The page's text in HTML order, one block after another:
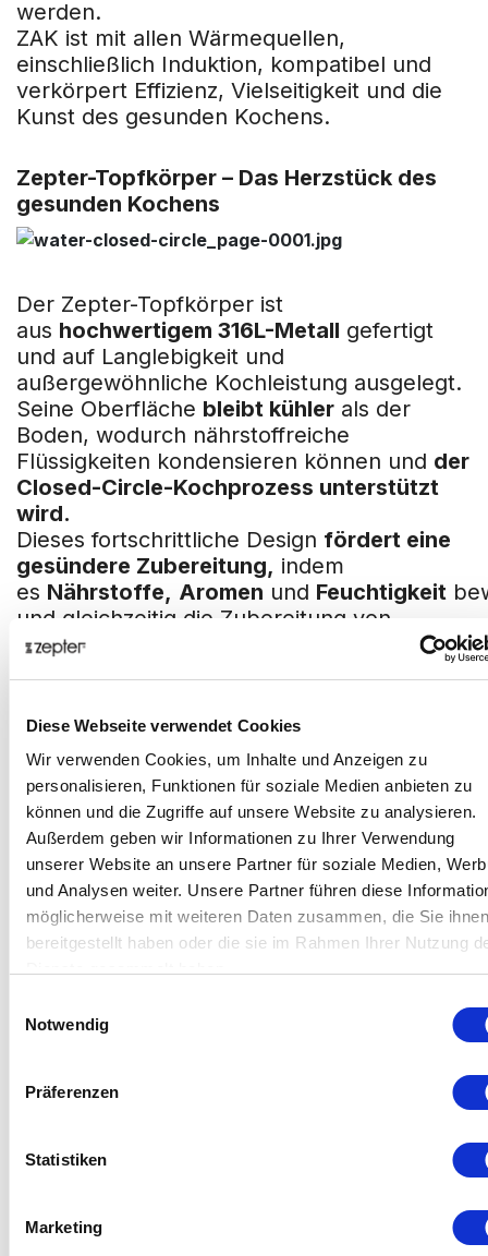
Diese Webseite verwendet Cookies
Wir verwenden Cookies, um Inhalte und Anzeigen zu
personalisieren, Funktionen für soziale Medien anbieten zu
können und die Zugriffe auf unsere Website zu analysieren.
Außerdem geben wir Informationen zu Ihrer Verwendung
unserer Website an unsere Partner für soziale Medien,
und Analysen weiter. Unsere Partner führen diese
möglicherweise mit weiteren Daten zusammen, die Sie ihnen
bereitgestellt haben oder die sie im Rahmen Ihrer Nutzung
Notwendig
Präferenzen
Statistiken
Marketing
werden.
ZAK ist mit allen Wärmequellen,
einschließlich Induktion, kompatibel und
verkörpert Effizienz, Vielseitigkeit und die
Kunst des gesunden Kochens.
Zepter-Topfkörper – Das Herzstück des
gesunden Kochens
Der Zepter-Topfkörper ist
aus hochwertigem 316L-Metall gefertigt
und auf Langlebigkeit und
außergewöhnliche Kochleistung ausgelegt.
Seine Oberfläche bleibt kühler als der
Boden, wodurch nährstoffreiche
Flüssigkeiten kondensieren können und der
Closed-Circle-Kochprozess unterstützt
wird.
Dieses fortschrittliche Design fördert eine
gesündere Zubereitung, indem
es Nährstoffe, Aromen und Feuchtigkeit
und gleichzeitig die Zubereitung von
Speisen
bei niedrigeren Temperaturen
Diepatentierten Griffevon Zepter sind aus
Edelstahl mit einem Bakelit-Einsatz mit
Hydrobeschichtung in Holzoptik gefertigt
und verbinden Langlebigkeit mit moderner
Eleganz.
Das Bakelitbehält seine Eigenschaften
vonbis zu 200 °C
soZuverlässigkeit bei längerem Gebrauch.
kommen.
sicheren, komfortablen Halt und mühelose
Handhabung.